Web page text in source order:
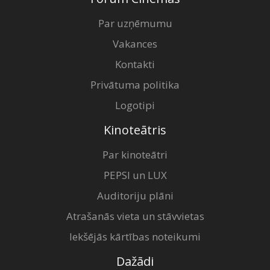
Par uzņēmumu
Vakances
Kontakti
Privātuma politika
Logotipi
Kinoteātris
Par kinoteātri
PEPSI un LUX
Auditoriju plāni
Atrašanās vieta un stāvvietas
Iekšējās kārtības noteikumi
Dažādi